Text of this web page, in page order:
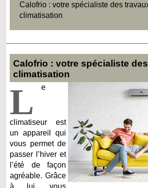
Calofrio : votre spécialiste des
climatisation
Calofrio : votre spécialiste
climatisation
L e
climatiseur est
un appareil qui
vous permet de
passer l’hiver et
l’été de façon
agréable. Grâce
à lui, vous